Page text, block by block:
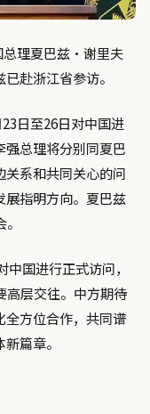
理夏巴兹·谢里夫
赴浙江省参访。
日至26日对中国进
总理将分别同夏巴
系和共同关心的问
展指明方向。夏巴兹
国进行正式访问，
高层交往。中方期待
全方位合作，共同谱
篇章。